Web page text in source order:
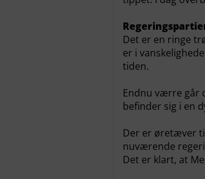
Det er en ringe
er i
tiden.
Endnu værre går
befinder sig i en
Der er øretæver
nuværende
Det er klart, at